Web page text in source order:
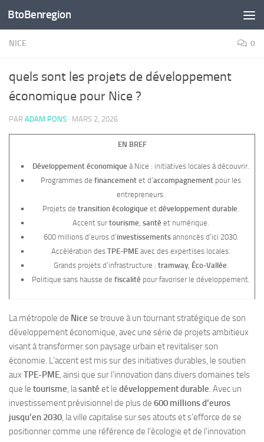
Skip to content
BtoBenregion
NICE 0
quels sont les projets de développement
économique pour Nice ?
PAR ADAM PONS · MARS 2, 2026
EN BREF
Développement économique à Nice : initiatives locales à découvrir.
Programmes de financement et d’accompagnement pour les
entrepreneurs.
Projets de transition écologique et développement durable.
Accent surtourisme, santé et numérique.
600 millions d’euros d’investissementsannoncés d’ici 2030.
Accélération des TPE-PME avec des expertises locales.
Grands projets d’infrastructure : tramway, Éco-Vallée.
Politique sans hausse de fiscalité pour favoriser le développement.
La métropole de Nice se trouve à un tournant stratégique de son
développement économique, avec une série de projets ambitieux
visant à transformer son paysage urbain et revitaliser son
économie. L’accent est mis sur des initiatives durables, le soutien
aux TPE-PME, ainsi que sur l’innovation dans divers domaines tels
que le tourisme, lasanté et le développement durable. Avec un
investissement prévisionnel de plus de 600 millions d’euros
jusqu’en 2030, la ville capitalise sur ses atouts et s’efforce de se
positionner comme une référence de l’écologie et de l’innovation